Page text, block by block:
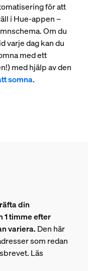
för att
i Hue-appen –
Om du
varje dag kan du
med ett
med hjälp av den
somna.
din
1 timme efter
variera. Den här
som redan
Läs